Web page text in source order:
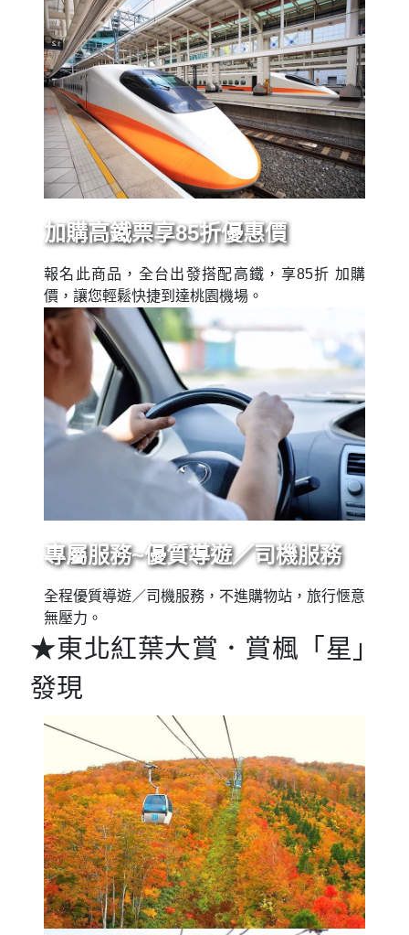
加購高鐵票享85折優惠價
報名此商品，全台出發搭配高鐵，享85折 加購
價，讓您輕鬆快捷到達桃園機場。
專屬服務~優質導遊／司機服務
全程優質導遊／司機服務，不進購物站，旅行愜意
無壓力。
★東北紅葉大賞．賞楓「星」
發現